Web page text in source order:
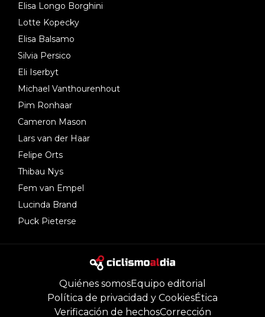
Elisa Longo Borghini
Lotte Kopecky
Elisa Balsamo
Silvia Persico
Eli Iserbyt
Michael Vanthourenhout
Pim Ronhaar
Cameron Mason
Lars van der Haar
Felipe Orts
Thibau Nys
Fem van Empel
Lucinda Brand
Puck Pieterse
Quiénes somosEquipo editorial
Política de privacidad y CookiesÉtica
Verificación de hechosCorrección